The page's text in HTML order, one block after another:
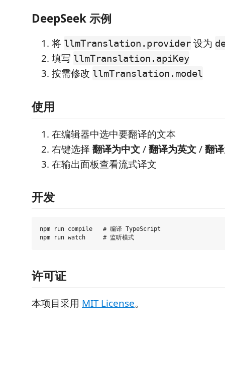
DeepSeek 示例
将 llmTranslation.provider 设为
填写 llmTranslation.apiKey
按需修改 llmTranslation.model
使用
在编辑器中选中要翻译的文本
右键选择 翻译为中文/翻译为英文/翻
在输出面板查看流式译文
开发
npm run compile   # 编译 TypeScript
许可证
本项目采用 MIT License。